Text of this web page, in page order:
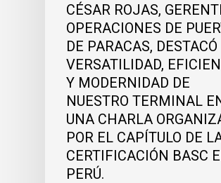
CÉSAR ROJAS,
OPERACIONES DE
DE PARACAS,
VERSATILIDAD,
Y MODERNIDAD DE
NUESTRO TERMINAL
UNA CHARLA
POR EL CAPÍTULO DE
CERTIFICACIÓN BASC
PERÚ.